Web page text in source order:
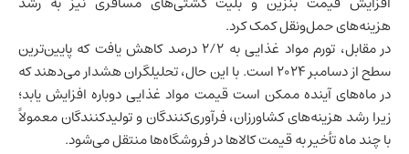
هزینه‌های حمل‌ونقل کمک کرد.
در مقابل، تورم مواد غذایی به ۲/۲ درصد کاهش یافت که پایین‌ترین
سطح از دسامبر ۲۰۲۴ است. با این حال، تحلیلگران هشدار می‌دهند که
در ماه‌های آینده ممکن است قیمت مواد غذایی دوباره افزایش یابد؛
زیرا رشد هزینه‌های کشاورزان، فرآوری‌کنندگان و تولیدکنندگان معمولاً
با چند ماه تأخیر به قیمت کالاها در فروشگاه‌ها منتقل می‌شود.